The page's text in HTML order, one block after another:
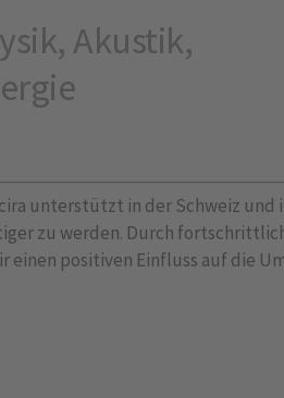
Akustik,
unterstützt in der Schweiz und
zu werden. Durch
einen positiven Einfluss auf die